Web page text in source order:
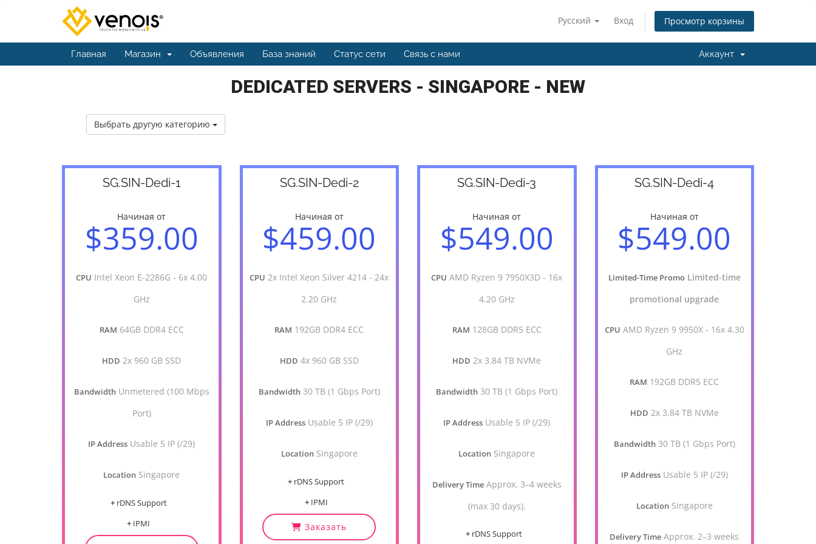
Русский Вход Просмотр корзины
Главная Магазин Объявления База знаний Статус сети Связь с нами Аккаунт
DEDICATED SERVERS - SINGAPORE - NEW
Выбрать другую категорию
SG.SIN-Dedi-1
Начиная от
$359.00
CPU Intel Xeon E-2286G - 6x 4.00
GHz
RAM 64GB DDR4 ECC
HDD 2x 960 GB SSD
Bandwidth Unmetered (100 Mbps
Port)
IP Address Usable 5 IP (/29)
Location Singapore
+ rDNS Support
+ IPMI
SG.SIN-Dedi-2
Начиная от
$459.00
CPU 2x Intel Xeon Silver 4214 - 24x
2.20 GHz
RAM 192GB DDR4 ECC
HDD 4x 960 GB SSD
Bandwidth 30 TB (1 Gbps Port)
IP Address Usable 5 IP (/29)
Location Singapore
+ rDNS Support
+ IPMI
Заказать
SG.SIN-Dedi-3
Начиная от
$549.00
CPU AMD Ryzen 9 7950X3D - 16x
4.20 GHz
RAM 128GB DDR5 ECC
HDD 2x 3.84 TB NVMe
Bandwidth 30 TB (1 Gbps Port)
IP Address Usable 5 IP (/29)
Location Singapore
Delivery Time Approx. 3–4 weeks
(max 30 days).
+ rDNS Support
SG.SIN-Dedi-4
Начиная от
$549.00
Limited-Time Promo Limited-time
promotional upgrade
CPU AMD Ryzen 9 9950X - 16x 4.30
GHz
RAM 192GB DDR5 ECC
HDD 2x 3.84 TB NVMe
Bandwidth 30 TB (1 Gbps Port)
IP Address Usable 5 IP (/29)
Location Singapore
Delivery Time Approx. 2–3 weeks